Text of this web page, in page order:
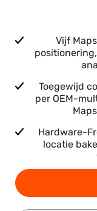
Vijf
Toegewijd
per OEM-
Hardware-
locatie